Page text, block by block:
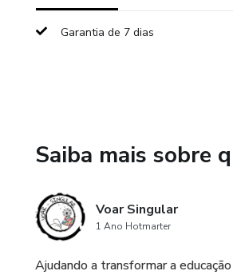
•
Garantia de 7 dias
Saiba mais sobre
Voar Singular
1 Ano Hotmarter
Ajudando a transformar a